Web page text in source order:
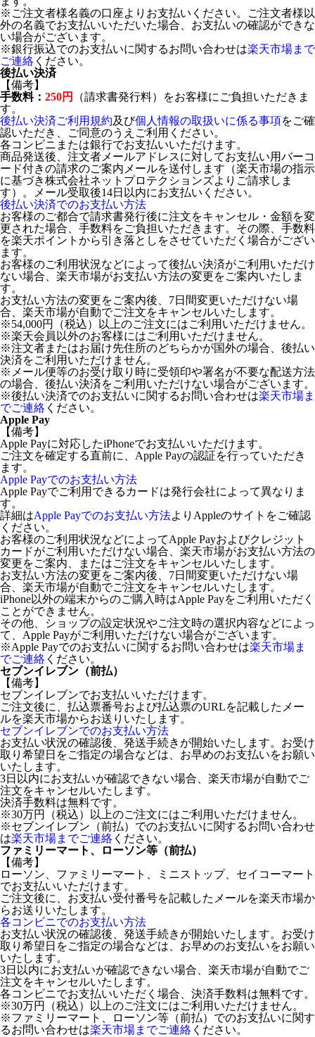
※ご注文者様名義の口座よりお支払いください。ご注文者様以
外の名義でお支払いいただいた場合、お支払いの確認ができな
い場合がございます。
※銀行振込でのお支払いに関するお問い合わせは楽天市場まで
ご連絡 ください。
後払い決済
【備考】
手数料： 250円
（請求書発行料）をお客様にご負担いただきま
す。
後払い決済ご利用規約及び個人情報の取扱いに係る事項をご確
認いただき、ご同意のうえご利用ください。
各コンビニまたは銀行でお支払いいただけます。
商品発送後、注文者メールアドレスに対してお支払い用バーコ
ード付きの請求のご案内メールを送付します（楽天市場の指示
に基づき株式会社ネットプロテクションズよりご請求しま
す）。メール受取後14日以内にお支払いください。
後払い決済でのお支払い方法
お客様のご都合で請求書発行後に注文をキャンセル・金額を変
更された場合、手数料をご負担いただきます。その際、手数料
を楽天ポイントから引き落としをさせていただく場合がござい
ます。
お客様のご利用状況などによって後払い決済がご利用いただけ
ない場合、楽天市場がお支払い方法の変更をご案内いたしま
す。
お支払い方法の変更をご案内後、7日間変更いただけない場
合、楽天市場が自動でご注文をキャンセルいたします。
※54,000円（税込）以上のご注文にはご利用いただけません。
※楽天会員以外のお客様にはご利用いただけません。
※注文者またはお届け先住所のどちらかが国外の場合、後払い
決済をご利用いただけません。
※メール便等のお受け取り時に受領印や署名が不要な配送方法
の場合、後払い決済をご利用いただけない場合がございます。
※後払い決済でのお支払いに関するお問い合わせは楽天市場ま
でご連絡 ください。
Apple Pay
【備考】
Apple Payに対応したiPhoneでお支払いいただけます。
ご注文を確定する直前に、Apple Payの認証を行っていただき
ます。
Apple Payでのお支払い方法
Apple Payでご利用できるカードは発行会社によって異なりま
す。
詳細はApple Payでのお支払い方法よりAppleのサイトをご確認
ください。
お客様のご利用状況などによってApple Payおよびクレジット
カードがご利用いただけない場合、楽天市場がお支払い方法の
変更をご案内、またはご注文をキャンセルいたします。
お支払い方法の変更をご案内後、7日間変更いただけない場
合、楽天市場が自動でご注文をキャンセルいたします。
iPhone以外の端末からのご購入時はApple Payをご利用いただく
ことができません。
その他、ショップの設定状況やご注文時の選択内容などによっ
て、Apple Payがご利用いただけない場合がございます。
※Apple Payでのお支払いに関するお問い合わせは楽天市場ま
でご連絡 ください。
セブンイレブン（前払）
【備考】
セブンイレブンでお支払いいただけます。
ご注文後に、払込票番号および払込票のURLを記載したメー
ルを楽天市場からお送りいたします。
セブンイレブンでのお支払い方法
お支払い状況の確認後、発送手続きが開始いたします。お受け
取り希望日をご指定の場合などは、お早めのお支払いをお願い
いたします。
3日以内にお支払いが確認できない場合、楽天市場が自動でご
注文をキャンセルいたします。
決済手数料は無料です。
※30万円（税込）以上のご注文にはご利用いただけません。
※セブンイレブン（前払）でのお支払いに関するお問い合わせ
は楽天市場までご連絡 ください。
ファミリーマート、ローソン等（前払）
【備考】
ローソン、ファミリーマート、ミニストップ、セイコーマート
でお支払いいただけます。
ご注文後に、お支払い受付番号を記載したメールを楽天市場か
らお送りいたします。
各コンビニでのお支払い方法
お支払い状況の確認後、発送手続きが開始いたします。お受け
取り希望日をご指定の場合などは、お早めのお支払いをお願い
いたします。
3日以内にお支払いが確認できない場合、楽天市場が自動でご
注文をキャンセルいたします。
各コンビニでお支払いいただく場合、決済手数料は無料です。
※30万円（税込）以上のご注文にはご利用いただけません。
※ファミリーマート、ローソン等（前払）でのお支払いに関す
るお問い合わせは楽天市場までご連絡 ください。